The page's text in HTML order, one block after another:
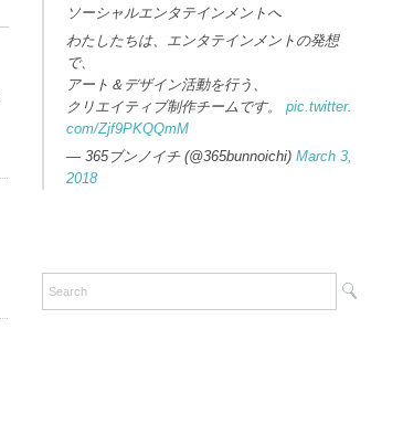
ソーシャルエンタテインメントへ
わたしたちは、エンタテインメントの発想
で、
アート＆デザイン活動を行う、
クリエイティブ制作チームです。 pic.twitter.
com/Zjf9PKQQmM
— 365ブンノイチ (@365bunnoichi) March 3,
2018